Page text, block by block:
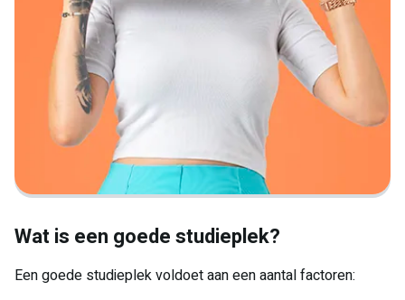
Wat is een goede studieplek?
Een goede studieplek voldoet aan een aantal factoren: